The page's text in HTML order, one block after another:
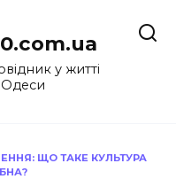
у житті
Одеси
ЩО ТАКЕ КУЛЬТУРА